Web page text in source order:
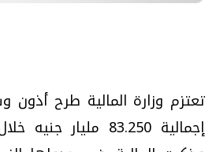
تعتزم وزارة المالية طرح أذون
إجمالية 83.250